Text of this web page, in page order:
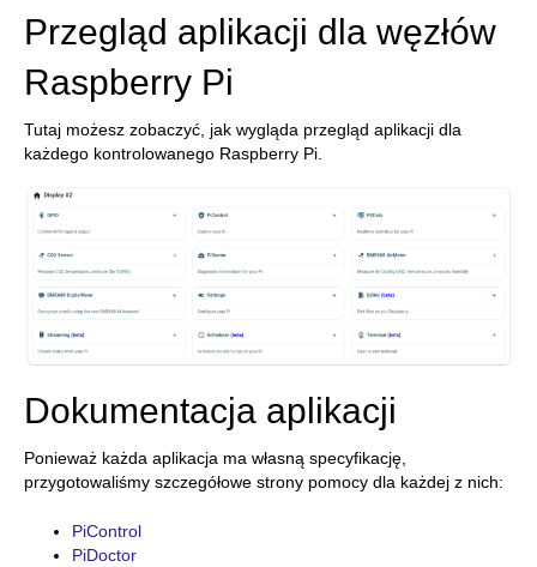
Przegląd aplikacji dla węzłów
Raspberry Pi
Tutaj możesz zobaczyć, jak wygląda przegląd aplikacji dla
każdego kontrolowanego Raspberry Pi.
Dokumentacja aplikacji
Ponieważ każda aplikacja ma własną specyfikację,
przygotowaliśmy szczegółowe strony pomocy dla każdej z nich:
PiControl
PiDoctor